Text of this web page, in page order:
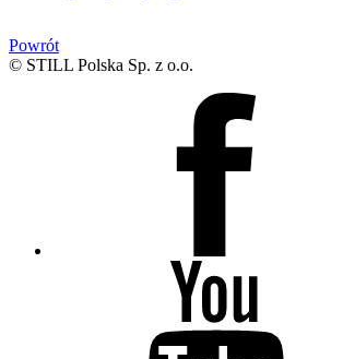
Powrót
© STILL Polska Sp. z o.o.